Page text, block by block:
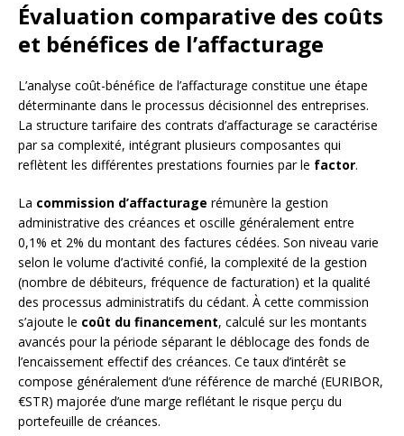
Évaluation comparative des coûts
et bénéfices de l’affacturage
L’analyse coût-bénéfice de l’affacturage constitue une étape
déterminante dans le processus décisionnel des entreprises.
La structure tarifaire des contrats d’affacturage se caractérise
par sa complexité, intégrant plusieurs composantes qui
reflètent les différentes prestations fournies par le factor.
La commission d’affacturage rémunère la gestion
administrative des créances et oscille généralement entre
0,1% et 2% du montant des factures cédées. Son niveau varie
selon le volume d’activité confié, la complexité de la gestion
(nombre de débiteurs, fréquence de facturation) et la qualité
des processus administratifs du cédant. À cette commission
s’ajoute le coût du financement, calculé sur les montants
avancés pour la période séparant le déblocage des fonds de
l’encaissement effectif des créances. Ce taux d’intérêt se
compose généralement d’une référence de marché (EURIBOR,
€STR) majorée d’une marge reflétant le risque perçu du
portefeuille de créances.